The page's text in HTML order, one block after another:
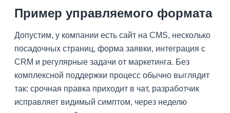
Пример управляемого формата
Допустим, у компании есть сайт на CMS, несколько
посадочных страниц, форма заявки, интеграция с
CRM и регулярные задачи от маркетинга. Без
комплексной поддержки процесс обычно выглядит
так: срочная правка приходит в чат, разработчик
исправляет видимый симптом, через неделю